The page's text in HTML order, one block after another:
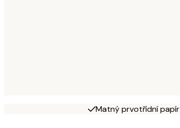
Matný prvotřídní papír